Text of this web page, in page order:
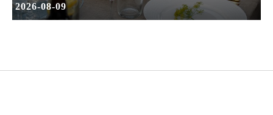
2026-08-09